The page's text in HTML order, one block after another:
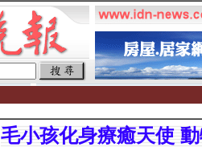
毛小孩化身療癒天使